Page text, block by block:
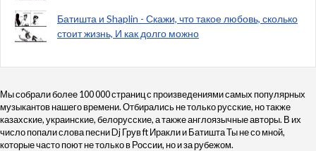
Батишта и Shaplin - Скажи, что такое любовь, сколько
стоит жизнь, И как долго можно
Мы собрали более 100 000 страниц с произведениями самых популярных
музыкантов нашего времени. Отбирались не только русские, но также
казахские, украинские, белорусские, а также англоязычные авторы. В их
число попали слова песни Dj Грув ft Иракли и Батишта Ты не со мной,
которые часто поют не только в России, но и за рубежом.